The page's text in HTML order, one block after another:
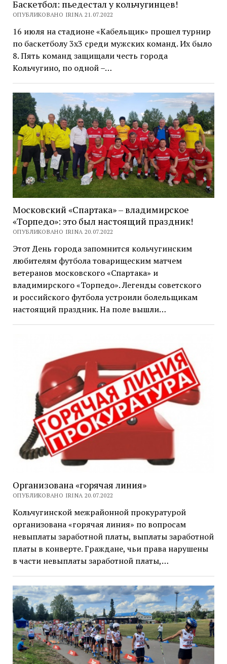
Баскетбол: пьедестал у кольчугинцев!
ОПУБЛИКОВАНО IRINA 21.07.2022
16 июля на стадионе «Кабельщик» прошел турнир
по баскетболу 3х3 среди мужских команд. Их было
8. Пять команд защищали честь города
Кольчугино, по одной –…
Московский «Спартака» – владимирское
«Торпедо»: это был настоящий праздник!
ОПУБЛИКОВАНО IRINA 20.07.2022
Этот День города запомнится кольчугинским
любителям футбола товарищеским матчем
ветеранов московского «Спартака» и
владимирского «Торпедо». Легенды советского
и российского футбола устроили болельщикам
настоящий праздник. На поле вышли…
Организована «горячая линия»
ОПУБЛИКОВАНО IRINA 20.07.2022
Кольчугинской межрайонной прокуратурой
организована «горячая линия» по вопросам
невыплаты заработной платы, выплаты заработной
платы в конверте. Граждане, чьи права нарушены
в части невыплаты заработной платы,…